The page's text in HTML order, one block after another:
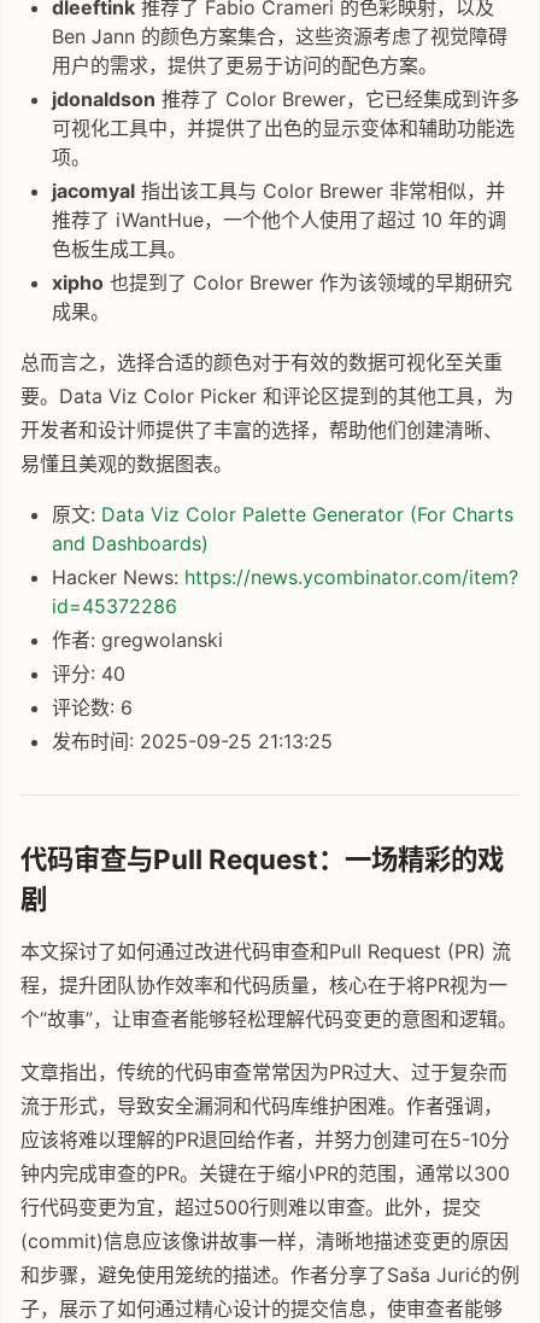
dleeftink推荐了 Fabio Crameri 的色彩映射，以及
Ben Jann 的颜色方案集合，这些资源考虑了视觉障碍
用户的需求，提供了更易于访问的配色方案。
jdonaldson 推荐了 Color Brewer，它已经集成到许多
可视化工具中，并提供了出色的显示变体和辅助功能选
项。
jacomyal指出该工具与 Color Brewer 非常相似，并
推荐了 iWantHue，一个他个人使用了超过 10 年的调
色板生成工具。
xipho也提到了 Color Brewer 作为该领域的早期研究
成果。
总而言之，选择合适的颜色对于有效的数据可视化至关重
要。Data Viz Color Picker 和评论区提到的其他工具，为
开发者和设计师提供了丰富的选择，帮助他们创建清晰、
易懂且美观的数据图表。
原文: Data Viz Color Palette Generator (For Charts
and Dashboards)
Hacker News: https://news.ycombinator.com/item?
id=45372286
作者: gregwolanski
评分: 40
评论数: 6
发布时间: 2025-09-25 21:13:25
代码审查与Pull Request：一场精彩的戏
剧
本文探讨了如何通过改进代码审查和Pull Request (PR) 流
程，提升团队协作效率和代码质量，核心在于将PR视为一
个“故事”，让审查者能够轻松理解代码变更的意图和逻辑。
文章指出，传统的代码审查常常因为PR过大、过于复杂而
流于形式，导致安全漏洞和代码库维护困难。作者强调，
应该将难以理解的PR退回给作者，并努力创建可在5-10分
钟内完成审查的PR。关键在于缩小PR的范围，通常以300
行代码变更为宜，超过500行则难以审查。此外，提交
(commit)信息应该像讲故事一样，清晰地描述变更的原因
和步骤，避免使用笼统的描述。作者分享了Saša Jurić的例
子，展示了如何通过精心设计的提交信息，使审查者能够